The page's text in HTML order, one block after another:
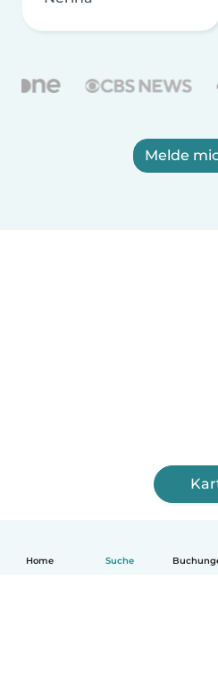
Home Suche
Melde